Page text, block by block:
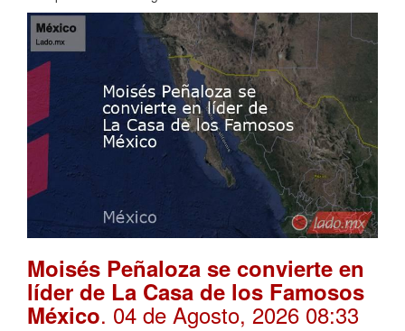
Moisés Peñaloza se convierte en
líder de La Casa de los Famosos
México. 04 de Agosto, 2026 08:33